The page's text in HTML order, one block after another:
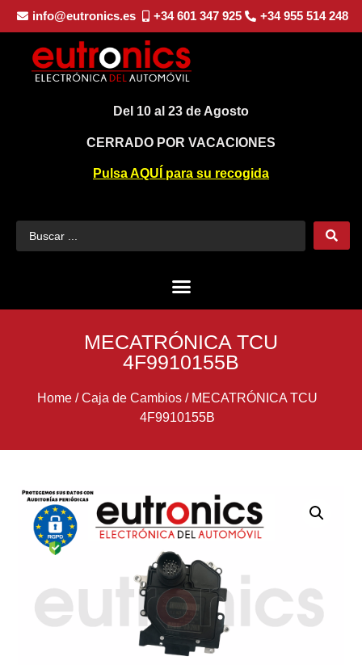
info@eutronics.es +34 601 347 925 +34 955 514 248
Del 10 al 23 de Agosto
CERRADO POR VACACIONES
Pulsa AQUÍ para su recogida
MECATRÓNICA TCU
4F9910155B
Home /Caja de Cambios / MECATRÓNICA TCU
4F9910155B